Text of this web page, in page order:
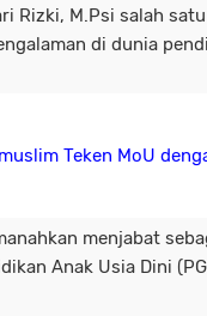
Rizki, M.Psi salah
di dunia
Teken MoU
menjabat
Anak Usia Dini